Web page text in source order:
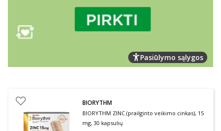
Pasiūlymo sąlygos
BIORYTHM
BIORYTHM ZINC (prailginto veikimo cinkas), 15
mg, 30 kapsulių